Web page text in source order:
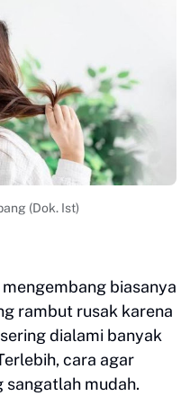
(Dok. Ist)
mengembang biasanya
rambut rusak karena
dialami banyak
cara agar
mudah.